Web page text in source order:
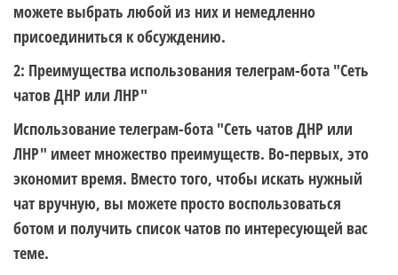
можете выбрать любой из них и немедленно
присоединиться к обсуждению.
2: Преимущества использования телеграм-бота "Сеть
чатов ДНР или ЛНР"
Использование телеграм-бота "Сеть чатов ДНР или
ЛНР" имеет множество преимуществ. Во-первых, это
экономит время. Вместо того, чтобы искать нужный
чат вручную, вы можете просто воспользоваться
ботом и получить список чатов по интересующей вас
теме.